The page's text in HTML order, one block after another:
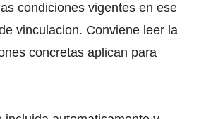
condiciones vigentes en ese
vinculacion. Conviene leer la
concretas aplican para